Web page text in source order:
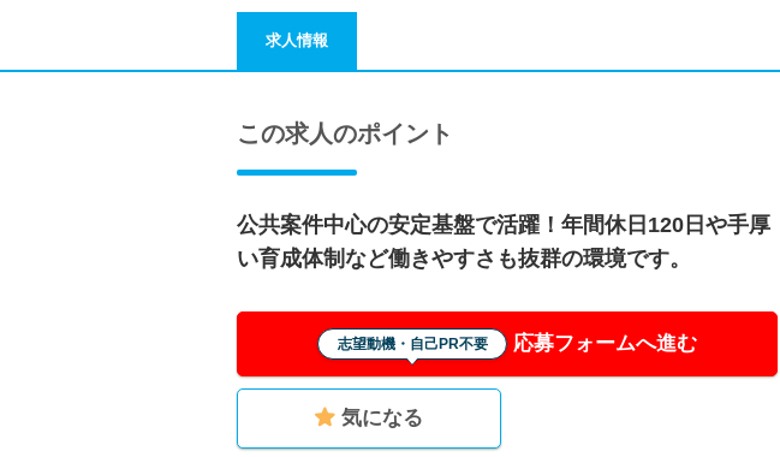
求人情報
この求人のポイント
公共案件中心の安定基盤で活躍！年間休日120日や手厚
い育成体制など働きやすさも抜群の環境です。
志望動機・自己PR不要 応募フォームへ進む
気になる